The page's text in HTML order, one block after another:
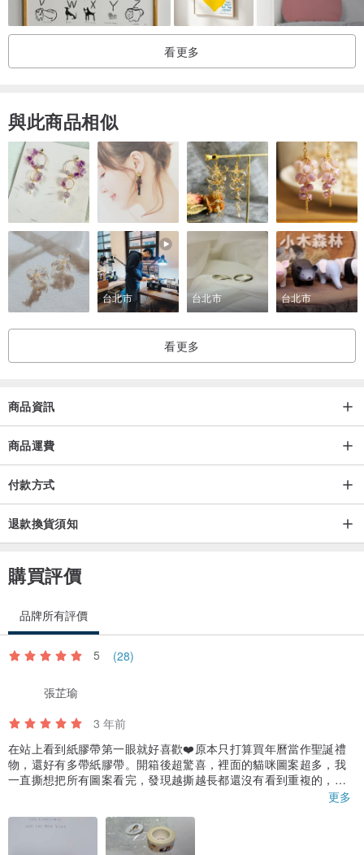
看更多
與此商品相似
台北市 台北市 台北市
看更多
商品資訊
商品運費
付款方式
退款換貨須知
購買評價
品牌所有評價
5 (28)
張芷瑜
3 年前
在站上看到紙膠帶第一眼就好喜歡❤️原本只打算買年曆當作聖誕禮
物，還好有多帶紙膠帶。開箱後超驚喜，裡面的貓咪圖案超多，我
一直撕想把所有圖案看完，發現越撕越長都還沒有看到重複的，有
吃很飽的貓、有伸懶腰，有花貓、灰貓各式各樣的，而且白色霧面
更多